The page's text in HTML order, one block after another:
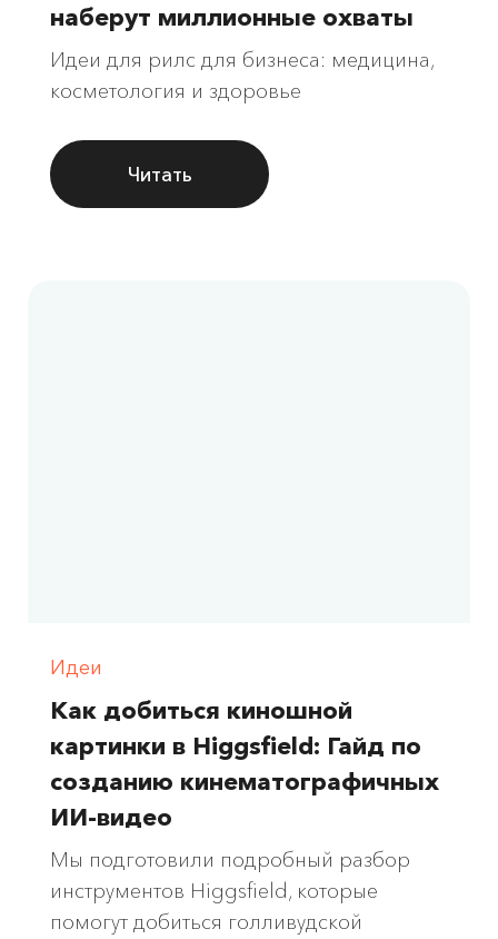
наберут миллионные охваты
Идеи для рилс для бизнеса: медицина,
косметология и здоровье
Читать
Идеи
Как добиться киношной
картинки в Higgsfield: Гайд по
созданию кинематографичных
ИИ-видео
Мы подготовили подробный разбор
инструментов Higgsfield, которые
помогут добиться голливудской